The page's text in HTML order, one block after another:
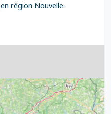
en région Nouvelle-
4